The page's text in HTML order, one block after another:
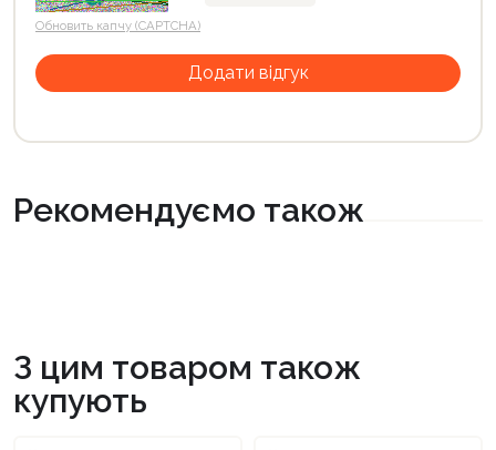
Обновить капчу (CAPTCHA)
Рекомендуємо також
З цим товаром також
купують